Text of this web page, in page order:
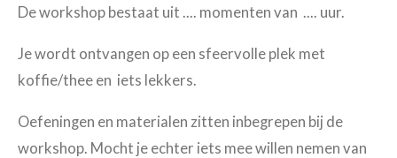
De workshop bestaat uit .... momenten van .... uur.
Je wordt ontvangen op een sfeervolle plek met
koffie/thee en iets lekkers.
Oefeningen en materialen zitten inbegrepen bij de
workshop. Mocht je echter iets mee willen nemen van